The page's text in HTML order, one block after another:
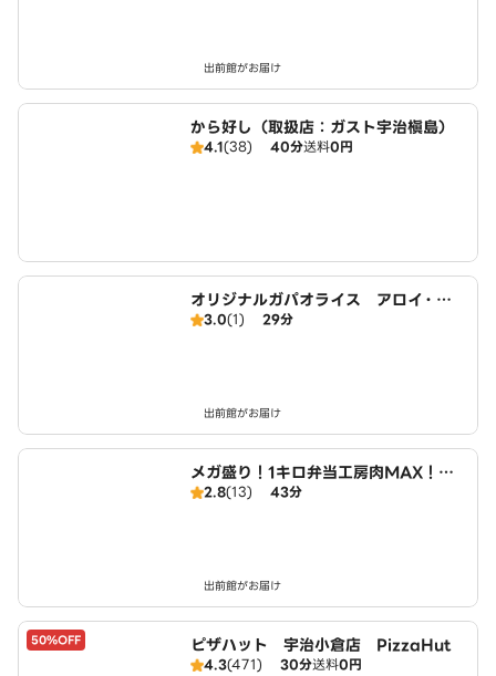
出前館がお届け
から好し（取扱店：ガスト宇治槇島）
4.1(38) 40分送料0円
オリジナルガパオライス アロイ・ガ
パオ 伏見向島店
3.0(1) 29分
出前館がお届け
メガ盛り！1キロ弁当工房肉MAX！大
盛りからあげお弁当 宇治小倉店
2.8(13) 43分
出前館がお届け
50%OFF ピザハット 宇治小倉店 PizzaHut
4.3(471) 30分送料0円